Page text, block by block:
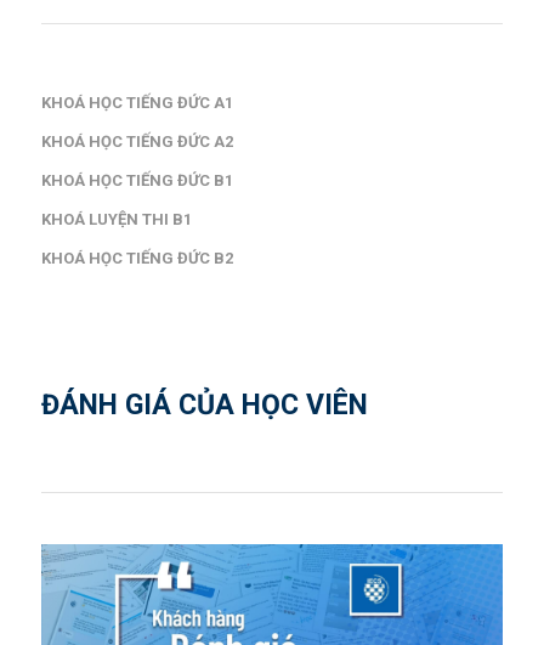
KHOÁ HỌC TIẾNG ĐỨC A1
KHOÁ HỌC TIẾNG ĐỨC A2
KHOÁ HỌC TIẾNG ĐỨC B1
KHOÁ LUYỆN THI B1
KHOÁ HỌC TIẾNG ĐỨC B2
ĐÁNH GIÁ CỦA HỌC VIÊN